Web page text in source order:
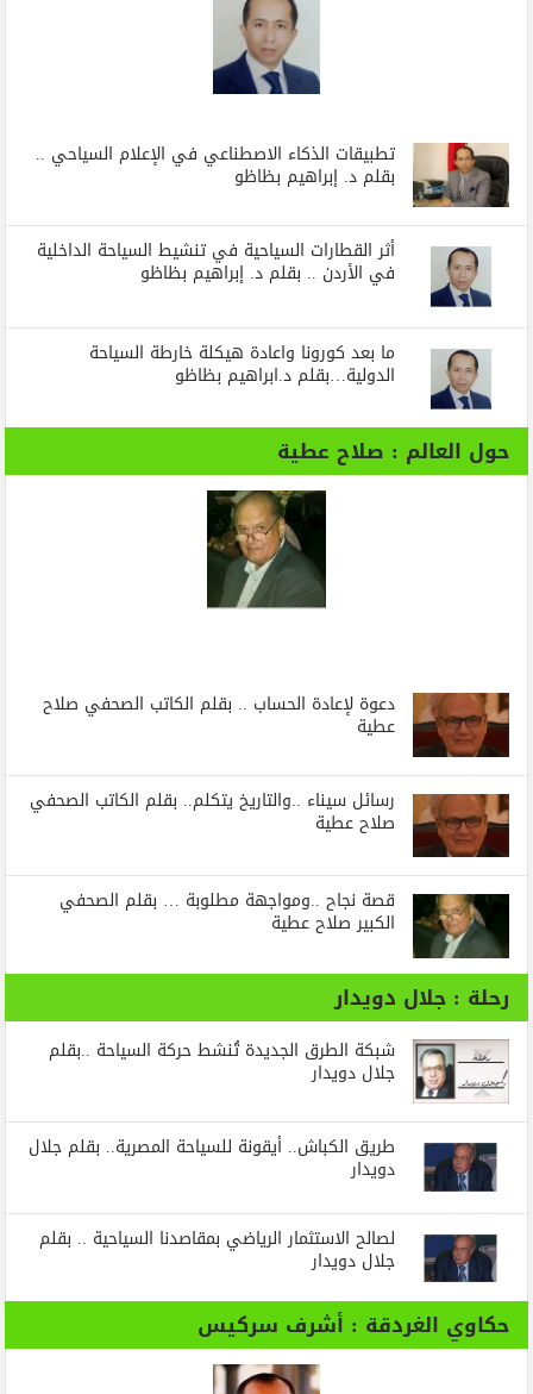
تطبيقات الذكاء الاصطناعي في الإعلام السياحي ..
بقلم د. إبراهيم بظاظو
أثر القطارات السياحية في تنشيط السياحة الداخلية
في الأردن .. بقلم د. إبراهيم بظاظو
ما بعد كورونا واعادة هيكلة خارطة السياحة
الدولية…بقلم د.ابراهيم بظاظو
حول العالم : صلاح عطية
دعوة لإعادة الحساب .. بقلم الكاتب الصحفي صلاح
عطية
رسائل‭ ‬سيناء‭.. ‬والتاريخ‭ ‬يتكلم.. بقلم الكاتب الصحفي
صلاح عطية
قصة نجاح ..ومواجهة مطلوبة … بقلم الصحفي
الكبير صلاح عطية
رحلة : جلال دويدار
شبكة الطرق الجديدة تُنشط حركة السياحة ..بقلم
جلال دويدار
طريق الكباش.. أيقونة للسياحة المصرية.. بقلم جلال
دويدار
لصالح الاستثمار الرياضي بمقاصدنا السياحية .. بقلم
جلال دويدار
حكاوي الغردقة : أشرف سركيس